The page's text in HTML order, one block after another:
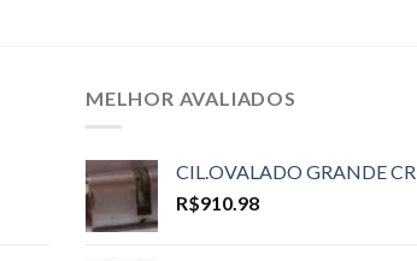
MELHOR AVALIADOS
CIL.OVALADO GRANDE CR
R$910.98